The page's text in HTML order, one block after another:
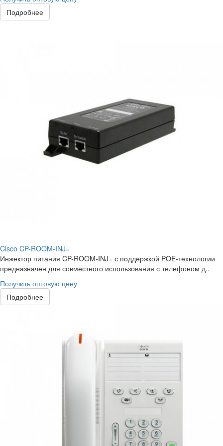
Подробнее
Cisco CP-ROOM-INJ=
Инжектор питания CP-ROOM-INJ= с поддержкой POE-технологии
предназначен для совместного использования с телефоном д..
Получить оптовую цену
Подробнее